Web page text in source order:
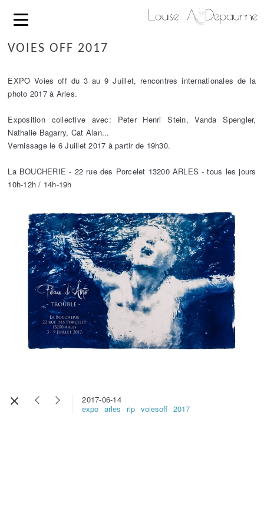
VOIES OFF 2017
EXPO Voies off du 3 au 9 Juillet, rencontres internationales de la
photo 2017 à Arles.
Exposition collective avec: Peter Henri Stein, Vanda Spengler,
Nathalie Bagarry, Cat Alan...
Vernissage le 6 Juillet 2017 à partir de 19h30.
La BOUCHERIE - 22 rue des Porcelet 13200 ARLES - tous les jours
10h-12h / 14h-19h
2017-06-14
expo arles rip voiesoff 2017